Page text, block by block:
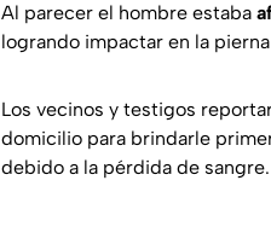
Al parecer el hombre estaba
logrando impactar en la
Los vecinos y testigos
domicilio para brindarle
debido a la pérdida de sangre.